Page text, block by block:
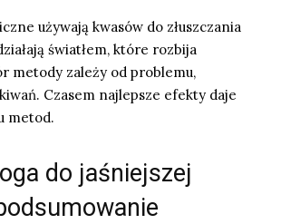
używają kwasów do złuszczania
światłem, które rozbija
metody zależy od problemu,
Czasem najlepsze efekty daje
metod.
do jaśniejszej